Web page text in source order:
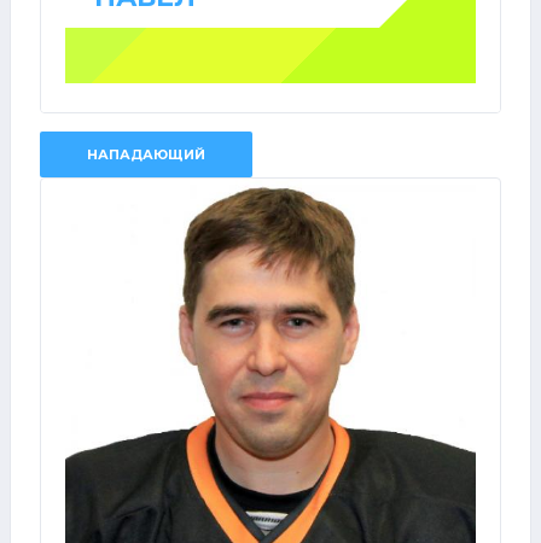
НАПАДАЮЩИЙ